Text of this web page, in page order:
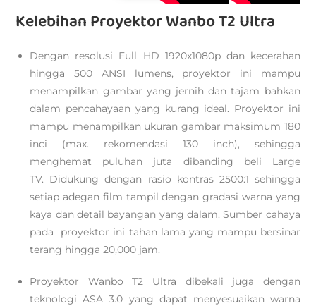
Kelebihan Proyektor Wanbo T2 Ultra
Dengan resolusi Full HD 1920x1080p dan kecerahan
hingga 500 ANSI lumens, proyektor ini mampu
menampilkan gambar yang jernih dan tajam bahkan
dalam pencahayaan yang kurang ideal. Proyektor ini
mampu menampilkan ukuran gambar maksimum 180
inci (max. rekomendasi 130 inch), sehingga
menghemat puluhan juta dibanding beli Large
TV. Didukung dengan rasio kontras 2500:1 sehingga
setiap adegan film tampil dengan gradasi warna yang
kaya dan detail bayangan yang dalam. Sumber cahaya
pada proyektor ini tahan lama yang mampu bersinar
terang hingga 20,000 jam.
Proyektor Wanbo T2 Ultra dibekali juga dengan
teknologi ASA 3.0 yang dapat menyesuaikan warna